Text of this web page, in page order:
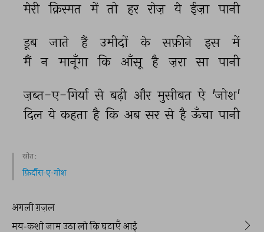
मेरी क़िस्मत में तो हर रोज़ ये ईज़ा पानी
डूब जाते हैं उमीदों के सफ़ीने इस
में
मैं न मानूँगा कि आँसू है ज़रा सा पानी
ज़ब्त-ए-गिर्या से बढ़ी और मुसीबत ऐ 'जोश'
दिल ये कहता है कि अब सर से है ऊँचा पानी
स्रोत :
फ़िर्दौस-ए-गोश
अगली ग़ज़ल
मय-कशो जाम उठा लो कि घटाएँ आईं